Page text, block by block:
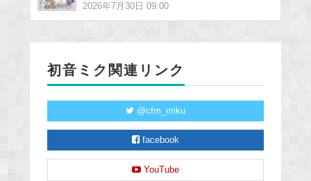
2026年7月30日 09:00
初音ミク関連リンク
@cfm_miku
facebook
YouTube